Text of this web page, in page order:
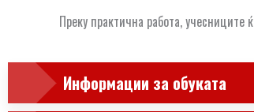
Преку практична работа,
Информации за обуката